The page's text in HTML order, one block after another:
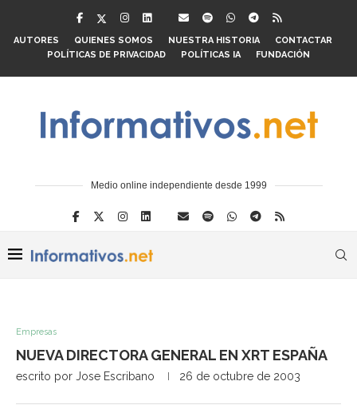
AUTORES QUIENES SOMOS NUESTRA HISTORIA
CONTACTAR
POLÍTICAS DE PRIVACIDAD
POLÍTICAS IA FUNDACIÓN
Medio online independiente desde 1999
Empresas
NUEVA DIRECTORA GENERAL EN XRT ESPAÑA
escrito por Jose Escribano 26 de octubre de 2003